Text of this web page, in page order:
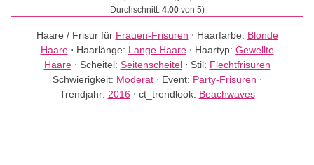
Durchschnitt: 4,00von 5)
Haare / Frisur für Frauen-Frisuren ⋅ Haarfarbe: Blonde
Haare⋅ Haarlänge: Lange Haare⋅ Haartyp: Gewellte
Haare⋅ Scheitel: Seitenscheitel⋅ Stil: Flechtfrisuren
Schwierigkeit: Moderat⋅ Event: Party-Frisuren ⋅
Trendjahr: 2016 ⋅ ct_trendlook: Beachwaves